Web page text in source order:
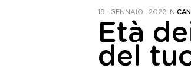
19 · GENNAIO · 2022 IN
Età
del